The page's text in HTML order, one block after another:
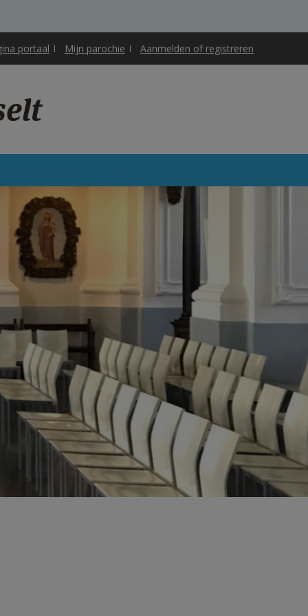
portaal Mijn parochie Aanmelden of registreren